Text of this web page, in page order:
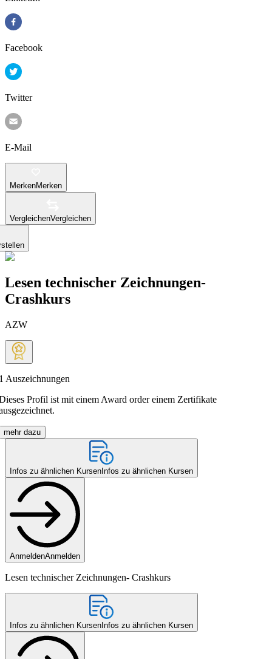
Facebook
Twitter
E-Mail
MerkenMerken
VergleichenVergleichen
Lesen technischer Zeichnungen-
Crashkurs
AZW
Auszeichnungen
Profil ist mit einem Award order einem Zertifikate
mehr dazu
Infos zu ähnlichen Kursen Infos zu ähnlichen Kursen
AnmeldenAnmelden
Lesen technischer Zeichnungen- Crashkurs
Infos zu ähnlichen Kursen Infos zu ähnlichen Kursen